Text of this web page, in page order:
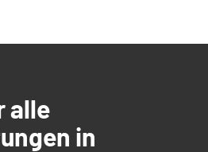
alle
in